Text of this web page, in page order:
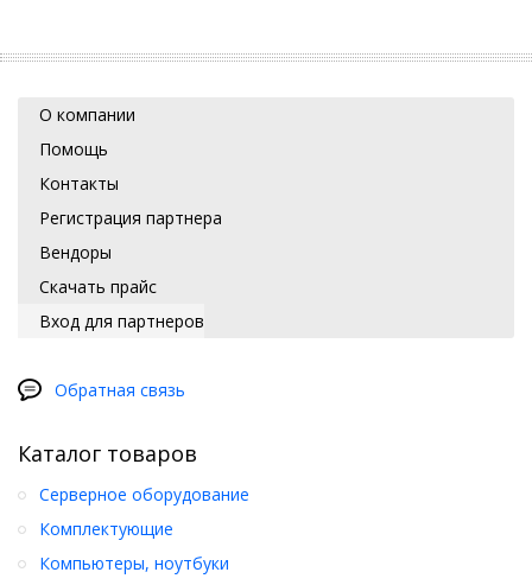
О компании
Помощь
Контакты
Регистрация партнера
Вендоры
Скачать прайс
Вход для партнеров
Обратная связь
Каталог товаров
Серверное оборудование
Комплектующие
Компьютеры, ноутбуки